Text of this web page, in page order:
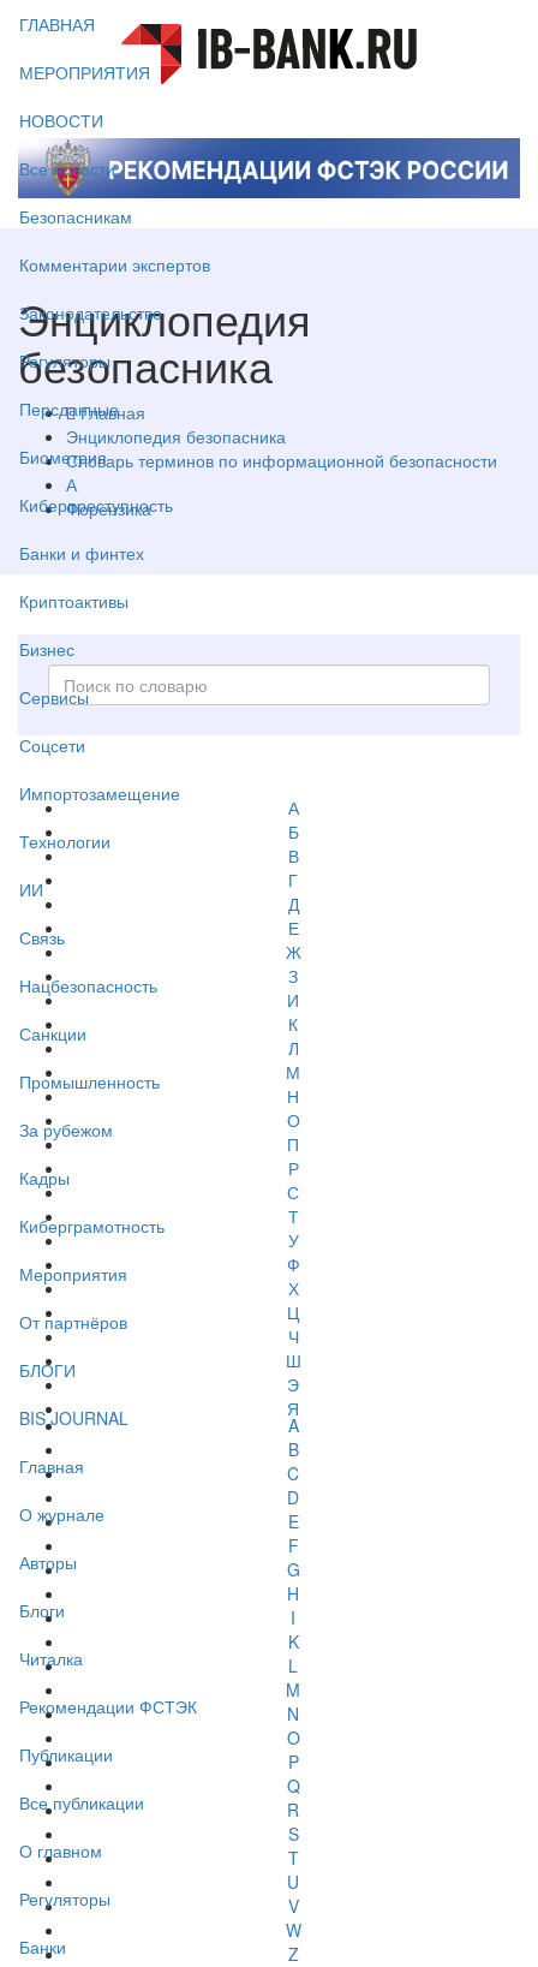
ГЛАВНАЯ
МЕРОПРИЯТИЯ
НОВОСТИ
Все новости
Безопасникам
Комментарии экспертов
Законодательство
Регуляторы
Персданные
Биометрия
Киберпреступность
Банки и финтех
Криптоактивы
Бизнес
Сервисы
Соцсети
Импортозамещение
Технологии
ИИ
Связь
Нацбезопасность
Санкции
Промышленность
За рубежом
Кадры
Киберграмотность
Мероприятия
От партнёров
БЛОГИ
BIS JOURNAL
Главная
О журнале
Авторы
Блоги
Читалка
Рекомендации ФСТЭК
Публикации
Все публикации
О главном
Регуляторы
Банки
Энциклопедия
безопасника
Главная
Энциклопедия безопасника
Словарь терминов по информационной безопасности
А
Форензика
А
Б
В
Г
Д
Е
Ж
З
И
К
Л
М
Н
О
П
Р
С
Т
У
Ф
Х
Ц
Ч
Ш
Э
Я
A
B
C
D
E
F
G
H
I
K
L
M
N
O
P
Q
R
S
T
U
V
W
Z